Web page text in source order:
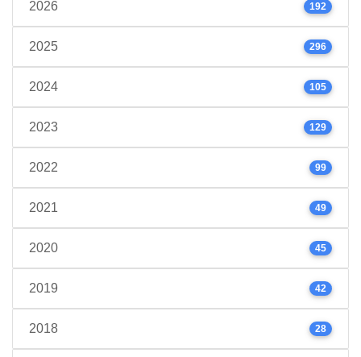
2026 192
2025 296
2024 105
2023 129
2022 99
2021 49
2020 45
2019 42
2018 28